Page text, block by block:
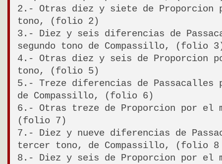
2.- Otras diez y siete de Proporcion
tono, (folio 2)
3.- Diez y seis diferencias de
segundo tono de Compassillo, (folio
4.- Otras diez y seis de Proporcion
tono, (folio 5)
5.- Treze diferencias de Passacalles
de Compassillo, (folio 6)
6.- Otras treze de Proporcion por el
(folio 7)
7.- Diez y nueve diferencias de
tercer tono, de Compassillo, (folio
8.- Diez y seis de Proporcion por el